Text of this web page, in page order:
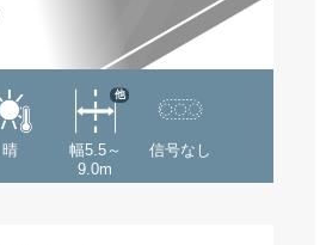
晴
幅5.5～
9.0m
他
信号なし